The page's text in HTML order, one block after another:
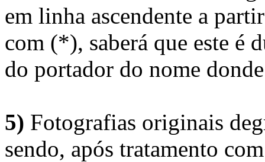
em linha ascendente a
com (*), saberá que este é
do portador do nome
5) Fotografias originais
sendo, após tratamento